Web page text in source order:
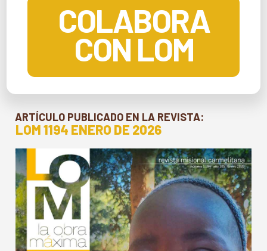
COLABORA
CON LOM
ARTÍCULO PUBLICADO EN LA REVISTA:
LOM 1194 ENERO DE 2026